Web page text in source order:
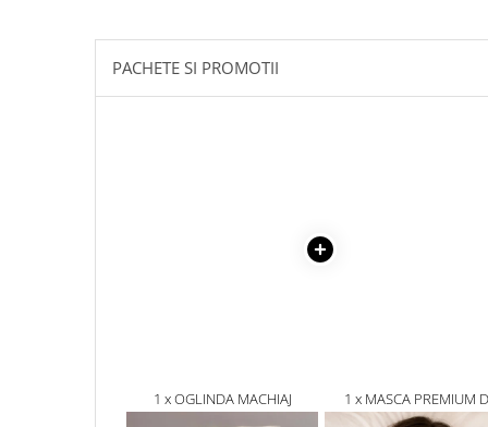
PACHETE SI PROMOTII
1 x OGLINDA MACHIAJ
PROFESIONALA CU 12 BECURI
1 x MASCA PREMIUM
DORMIT PENTRU